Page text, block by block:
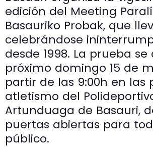
edición del Meeting
Basauriko Probak, que
celebrándose
desde 1998. La prueba
próximo domingo 15 de
partir de las 9:00h en las
atletismo del
Artunduaga de Basauri,
puertas abiertas para
público.